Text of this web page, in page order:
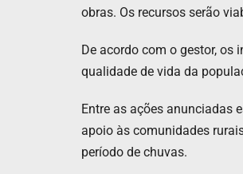
obras. Os recursos serão
De acordo com o gestor,
qualidade de vida da
Entre as ações anunciadas
apoio às comunidades
período de chuvas.